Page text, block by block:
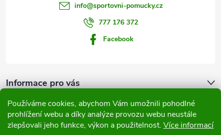
Používáme cookies, abychom Vám umožnili pohodlné
prohlížení webu a díky analýze provozu webu neustále
zlepšovali jeho funkce, výkon a použitelnost. Více informací
info@sportovni-pomucky.cz
777 176 372
Facebook
Informace pro vás
Přijímáme online platby